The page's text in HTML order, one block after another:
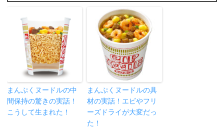
まんぷくヌードルの中
間保持の驚きの実話！
こうして生まれた！
まんぷくヌードルの具
材の実話！エビやフリ
ーズドライが大変だっ
た！